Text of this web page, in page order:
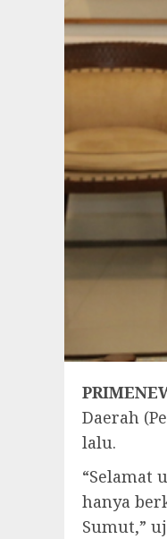
Daerah
lalu.
“Selamat
hanya
Sumut,”